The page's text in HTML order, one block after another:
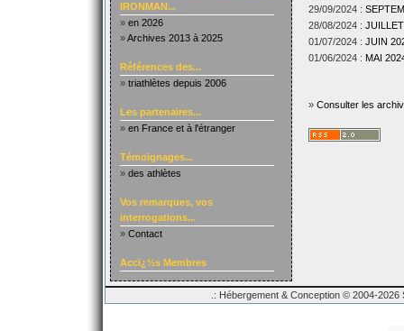
IRONMAN...
» en 2026
»Archives 2013 à 2025
Références des...
» triathlètes depuis 2006
Les partenaires...
» en France et à l'étranger
Témoignages...
» des athlètes
Vos remarques, vos
interrogations...
» Contact
Accï¿½s Membres
29/09/2024 :
28/08/2024 :
01/07/2024 : JUIN
01/06/2024 : MAI
» Consulter les
.: Hébergement & Conception © 2004-